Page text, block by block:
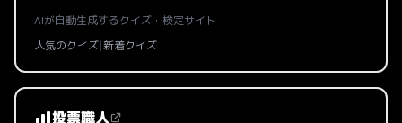
AIが自動生成するクイズ・検定サイト
人気のクイズ|新着クイズ
投票職人